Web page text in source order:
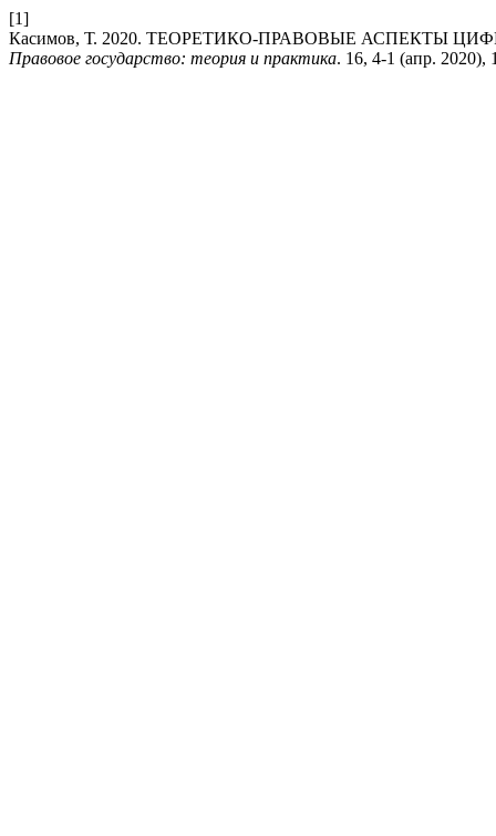
[1]
Касимов, Т. 2020. ТЕОРЕТИКО-ПРАВОВЫЕ АСПЕКТЫ
Правовое государство: теория и практика. 16, 4-1 (апр. 2020),